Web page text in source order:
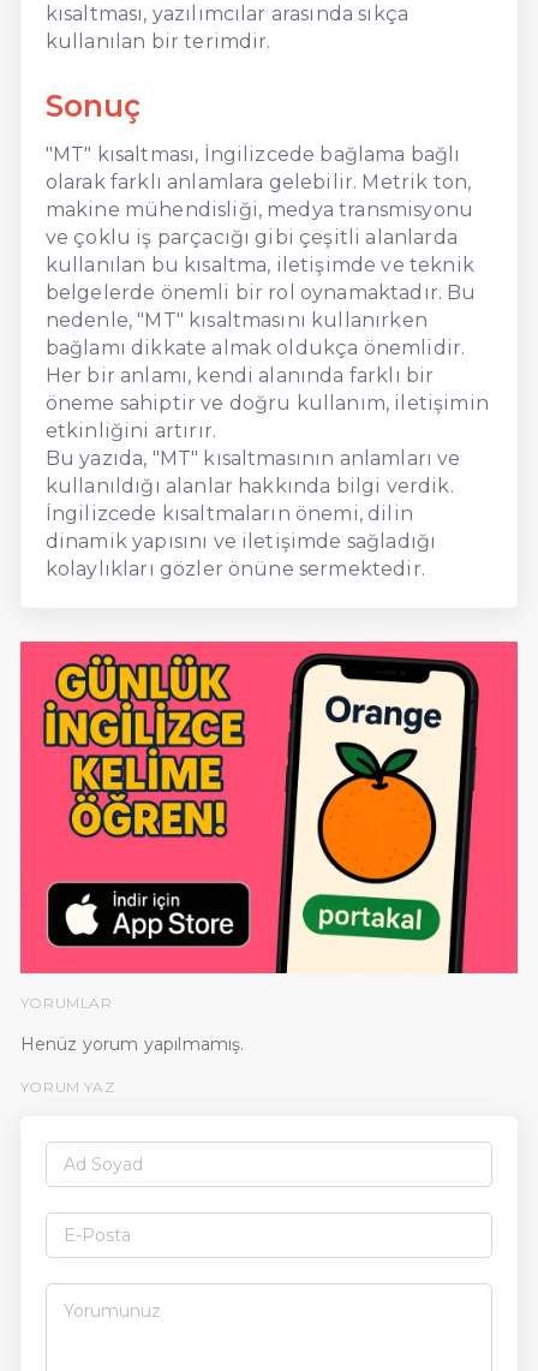
kısaltması, yazılımcılar arasında sıkça
kullanılan bir terimdir.
Sonuç
"MT" kısaltması, İngilizcede bağlama bağlı
olarak farklı anlamlara gelebilir. Metrik ton,
makine mühendisliği, medya transmisyonu
ve çoklu iş parçacığı gibi çeşitli alanlarda
kullanılan bu kısaltma, iletişimde ve teknik
belgelerde önemli bir rol oynamaktadır. Bu
nedenle, "MT" kısaltmasını kullanırken
bağlamı dikkate almak oldukça önemlidir.
Her bir anlamı, kendi alanında farklı bir
öneme sahiptir ve doğru kullanım, iletişimin
etkinliğini artırır.
Bu yazıda, "MT" kısaltmasının anlamları ve
kullanıldığı alanlar hakkında bilgi verdik.
İngilizcede kısaltmaların önemi, dilin
dinamik yapısını ve iletişimde sağladığı
kolaylıkları gözler önüne sermektedir.
YORUMLAR
Henüz yorum yapılmamış.
YORUM YAZ